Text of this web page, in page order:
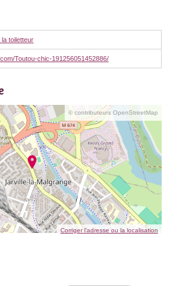
toiletteur
Toutou-chic-191256051452886/
© contributeurs OpenStreetMap
Corriger l’adresse ou la localisation